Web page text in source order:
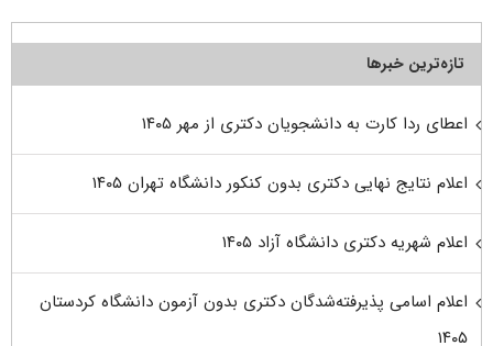
تازه‌ترین خبرها
اعطای ردا کارت به دانشجویان دکتری از مهر ۱۴۰۵
اعلام نتایج نهایی دکتری بدون کنکور دانشگاه تهران ۱۴۰۵
اعلام شهریه دکتری دانشگاه آزاد ۱۴۰۵
اعلام اسامی پذیرفته‌شدگان دکتری بدون آزمون دانشگاه کردستان
۱۴۰۵